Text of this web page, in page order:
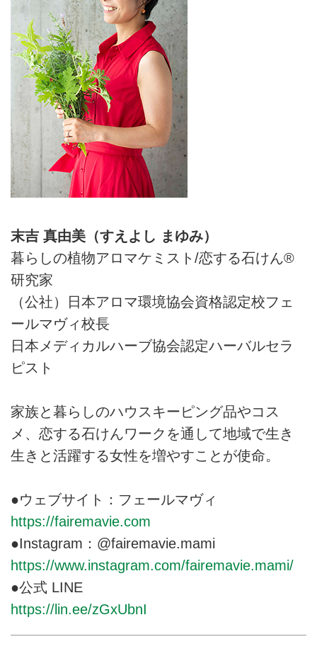
末吉 真由美（すえよし まゆみ）
暮らしの植物アロマケミスト/恋する石けん®︎
研究家
（公社）日本アロマ環境協会資格認定校フェ
ールマヴィ校長
日本メディカルハーブ協会認定ハーバルセラ
ピスト
家族と暮らしのハウスキーピング品やコス
メ、恋する石けんワークを通して地域で生き
生きと活躍する女性を増やすことが使命。
●ウェブサイト：フェールマヴィ
https://fairemavie.com
●Instagram：@fairemavie.mami
https://www.instagram.com/fairemavie.mami/
●公式 LINE
https://lin.ee/zGxUbnI